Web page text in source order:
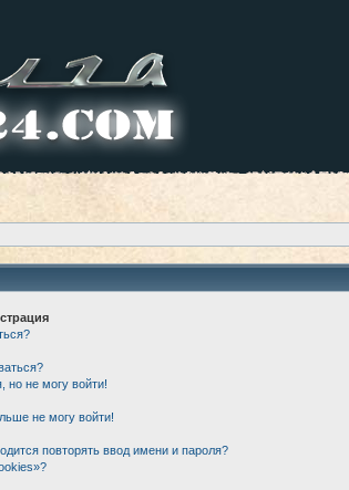
но не могу войти!
не могу войти!
повторять ввод имени и пароля?